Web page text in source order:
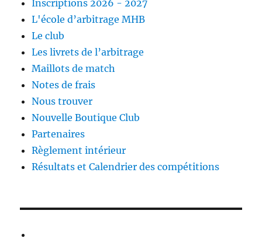
Inscriptions 2026 - 2027
L'école d’arbitrage MHB
Le club
Les livrets de l’arbitrage
Maillots de match
Notes de frais
Nous trouver
Nouvelle Boutique Club
Partenaires
Règlement intérieur
Résultats et Calendrier des compétitions